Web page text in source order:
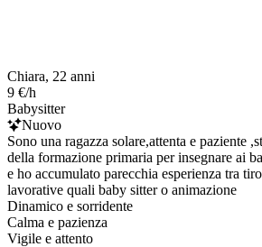
Chiara, 22 anni
9 €/h
Babysitter
Nuovo
Sono una ragazza solare,attenta e paziente
della formazione primaria per insegnare ai
e ho accumulato parecchia esperienza tra
lavorative quali baby sitter o animazione
Dinamico e sorridente
Calma e pazienza
Vigile e attento